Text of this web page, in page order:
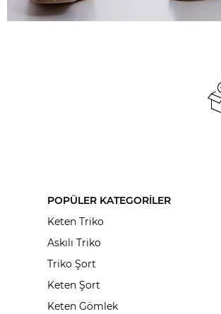
POPÜLER KATEGORİLER
Keten Triko
Askılı Triko
Triko Şort
Keten Şort
Keten Gömlek